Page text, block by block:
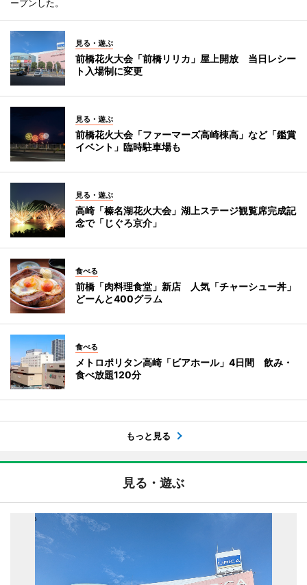
ープンした。
見る・遊ぶ
前橋花火大会「前橋リリカ」屋上開放 当日レシー
ト入場制に変更
見る・遊ぶ
前橋花火大会「ファーマーズ高崎棟高」など「鑑賞
イベント」臨時駐車場も
見る・遊ぶ
高崎「榛名湖花火大会」湖上ステージ観覧席完成記
念で「じぐろ京介」
食べる
前橋「肉料理食堂」新店 人気「チャーシュー丼」
どーんと400グラム
食べる
メトロポリタン高崎「ビアホール」4日間 飲み・
食べ放題120分
もっと見る
見る・遊ぶ